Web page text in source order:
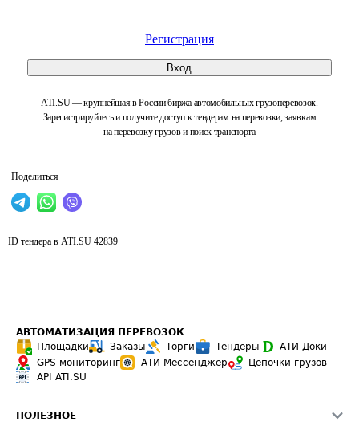
Регистрация
Вход
ATI.SU — крупнейшая в России биржа автомобильных грузоперевозок.
Зарегистрируйтесь и получите доступ к тендерам на перевозки, заявкам
на перевозку грузов и поиск транспорта
Поделиться
ID тендера в ATI.SU 42839
АВТОМАТИЗАЦИЯ ПЕРЕВОЗОК
Площадки
Заказы Торги Тендеры
АТИ-Доки
GPS-мониторинг
АТИ Мессенджер
Цепочки грузов
API ATI.SU
ПОЛЕЗНОЕ